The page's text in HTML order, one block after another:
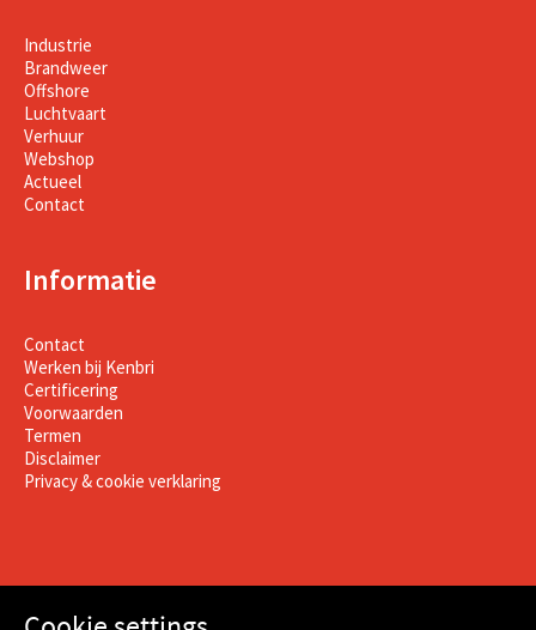
Industrie
Brandweer
Offshore
Luchtvaart
Verhuur
Webshop
Actueel
Contact
Informatie
Contact
Werken bij Kenbri
Certificering
Voorwaarden
Termen
Disclaimer
Privacy & cookie verklaring